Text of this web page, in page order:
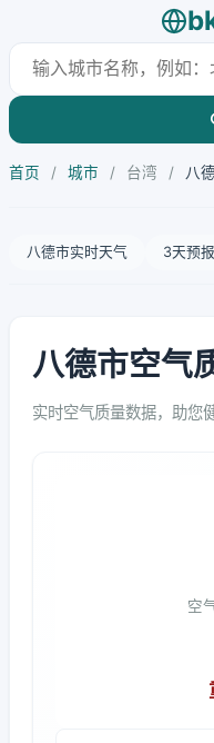
首页 / 城市 / 台湾 / 八
八德市实时天气 3天预报
八德市空气
实时空气质量数据，助您
空